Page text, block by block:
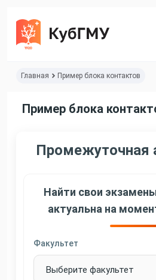
Главная Пример блока контактов
Пример блока
Промежуточная
Найти свои
актуальна на
Факультет